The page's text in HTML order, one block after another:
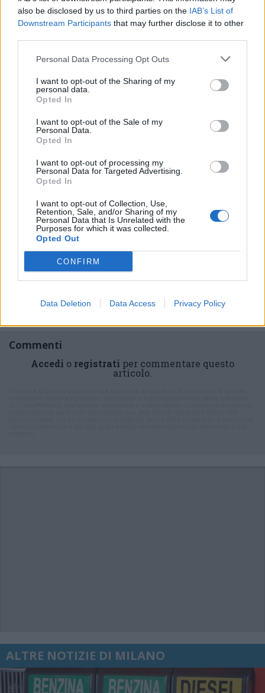
also be disclosed by us to third parties on the IAB’s List of
Downstream Participants that may further disclose it to other
Personal Data Processing Opt Outs
I want to opt-out of the Sharing of my
personal data.
Opted In
I want to opt-out of the Sale of my
Personal Data.
Opted In
I want to opt-out of processing my
Personal Data for Targeted Advertising.
Opted In
I want to opt-out of Collection, Use,
Retention, Sale, and/or Sharing of my
Personal Data that Is Unrelated with the
Purposes for which it was collected.
Opted Out
CONFIRM
Data Deletion Data Access Privacy Policy
l'informazione del nostro territorio e cerchiamo di essere
sempre in prima linea per informarvi in modo puntuale.
PIÙ INFORMAZIONI SU
EVENTI
Selezioniamo per te
Il meglio di
Iscriviti alla
newsletter
Commenti
Accedi o registrati per commentare questo
articolo.
ALTRE NOTIZIE DI MILANO